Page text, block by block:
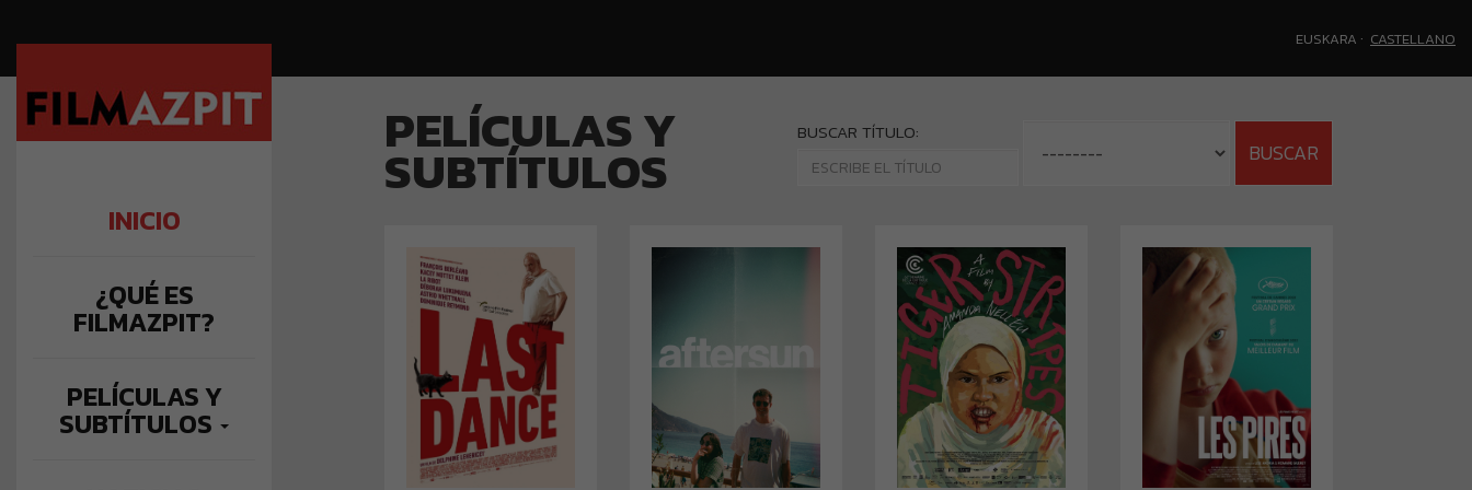
EUSKARA · CASTELLANO
INICIO
¿QUÉ ES
FILMAZPIT?
PELÍCULAS Y
SUBTÍTULOS
PELÍCULAS Y
SUBTÍTULOS
BUSCAR TÍTULO:
BUSCAR
LAST DANCE
DIRECCIÓN: Delphine
Lehericey
ORIGEN: Suiza (2022)
Cuenta la historia de
Germain, un jubilado
de 75 años que
intenta reconstruir su
vida tras la pérdida
repentina de su
esposa. Su familia no
ORIGEN: Reino Unido
Años después de las
últimas vacaciones
que pasó con su
padre, Sophie
rememora la figura de
su progenitor, un
hombre amoroso e
idealista. En el
TI­GER STRI­PES
DIRECCIÓN: Amanda
Nell Eu
ORIGEN: Malasia
(2023)
En una pequeña
comunidad rural de
Malasia, la joven
Zaffan, de 12 años, es
la primera de su
grupo de amigas en
llegar a la pubertad.
Un hecho que
LOS PEO­RES
DIRECCIÓN: Lise
Akoka, Romane
Gueret
ORIGEN: Francia
Un rodaje va a
empezar en la
barriada Picasso, en
Boulogne-Sur-Mer, al
norte de Francia.
Durante el casting,
cuatro adolescentes